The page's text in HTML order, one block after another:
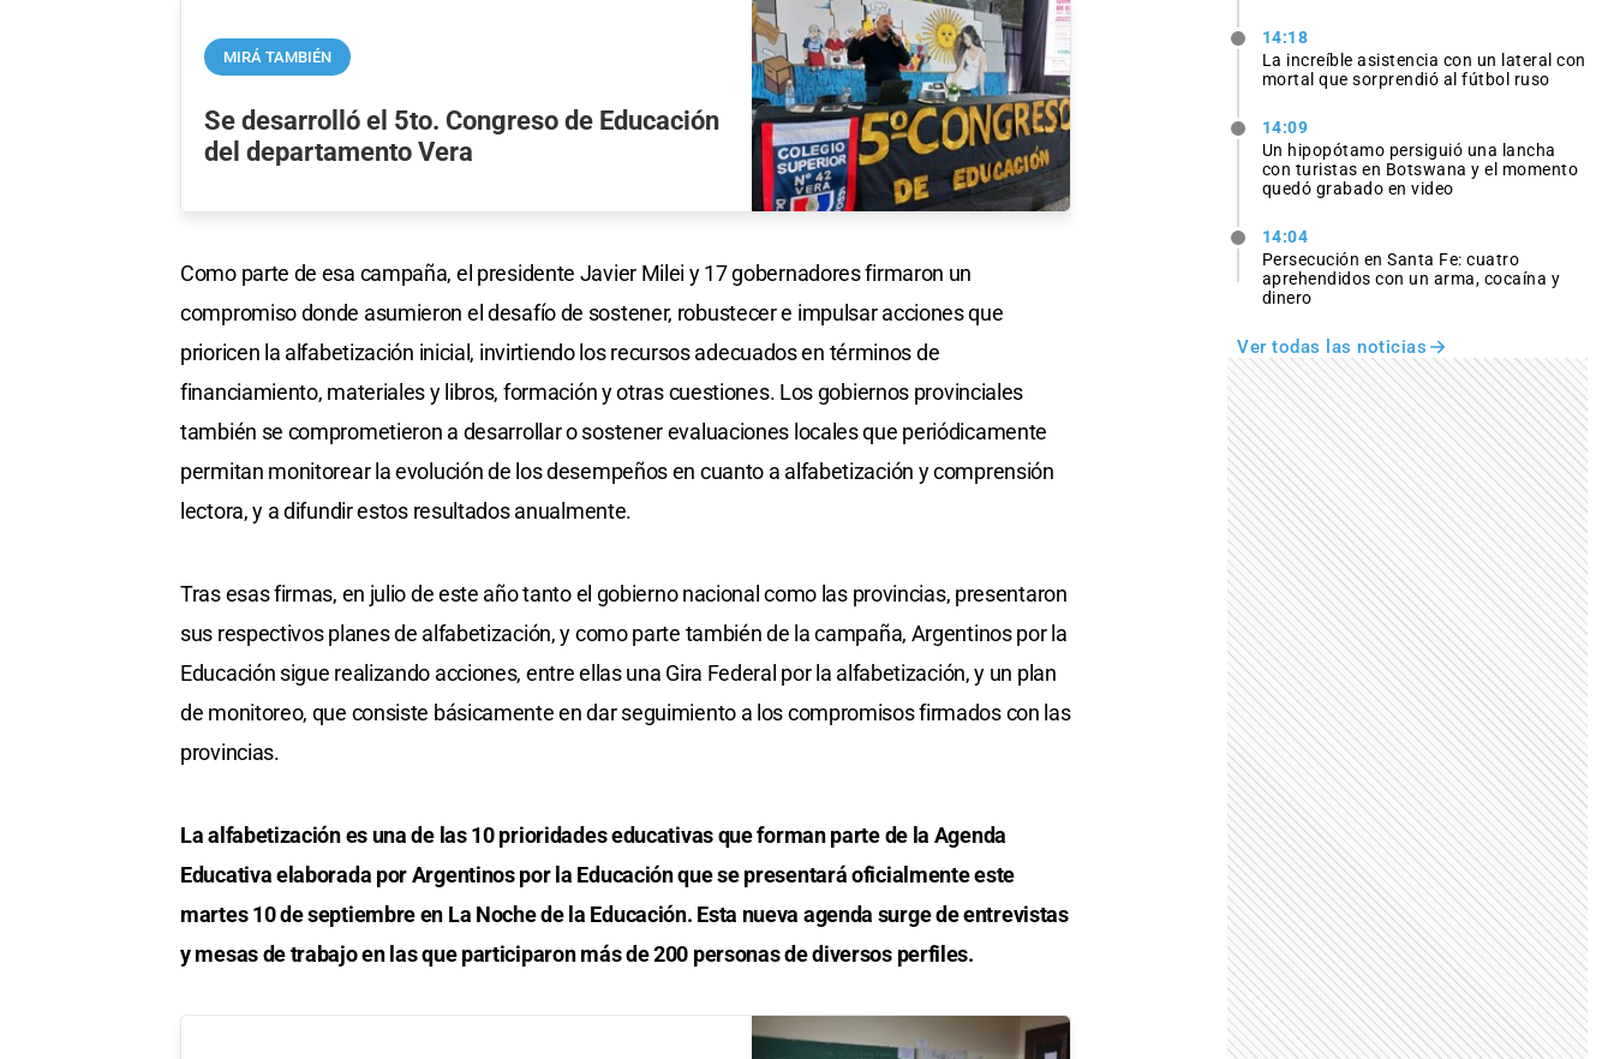
MIRÁ TAMBIÉN
Se desarrolló el 5to. Congreso de Educación
del departamento Vera
Como parte de esa campaña, el presidente Javier Milei y 17 gobernadores firmaron un
compromiso donde asumieron el desafío de sostener, robustecer e impulsar acciones que
prioricen la alfabetización inicial, invirtiendo los recursos adecuados en términos de
financiamiento, materiales y libros, formación y otras cuestiones. Los gobiernos provinciales
también se comprometieron a desarrollar o sostener evaluaciones locales que periódicamente
permitan monitorear la evolución de los desempeños en cuanto a alfabetización y comprensión
lectora, y a difundir estos resultados anualmente.
Tras esas firmas, en julio de este año tanto el gobierno nacional como las provincias, presentaron
sus respectivos planes de alfabetización, y como parte también de la campaña, Argentinos por la
Educación sigue realizando acciones, entre ellas una Gira Federal por la alfabetización, y un plan
de monitoreo, que consiste básicamente en dar seguimiento a los compromisos firmados con las
provincias.
La alfabetización es una de las 10 prioridades educativas que forman parte de la Agenda
Educativa elaborada por Argentinos por la Educación que se presentará oficialmente este
martes 10 de septiembre en La Noche de la Educación. Esta nueva agenda surge de entrevistas
y mesas de trabajo en las que participaron más de 200 personas de diversos perfiles.
14:18
La increíble asistencia con un lateral con
mortal que sorprendió al fútbol ruso
14:09
Un hipopótamo persiguió una lancha
con turistas en Botswana y el momento
quedó grabado en video
14:04
Persecución en Santa Fe: cuatro
aprehendidos con un arma, cocaína y
dinero
Ver todas las noticias